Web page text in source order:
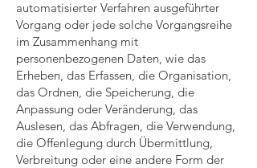
automatisierter Verfahren ausgeführter
Vorgang oder jede solche Vorgangsreihe
im Zusammenhang mit
personenbezogenen Daten, wie das
Erheben, das Erfassen, die Organisation,
das Ordnen, die Speicherung, die
Anpassung oder Veränderung, das
Auslesen, das Abfragen, die Verwendung,
die Offenlegung durch Übermittlung,
Verbreitung oder eine andere Form der